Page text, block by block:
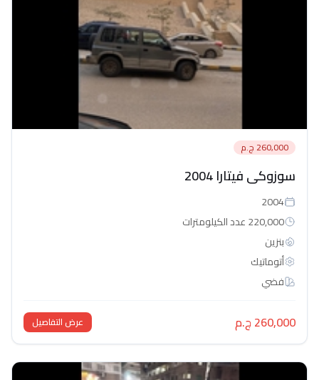
260,000 ج.م
سوزوكى فيتارا 2004
2004
220,000 عدد الكيلومترات
بنزين
أتوماتيك‎
فضي
260,000 ج.م عرض التفاصيل